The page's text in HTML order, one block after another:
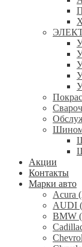
Акции
Контакты
Марки авто
Acura
AUDI
BMW